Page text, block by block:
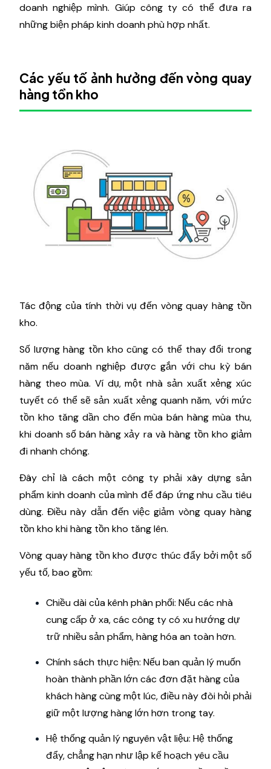
doanh nghiệp mình. Giúp công ty có thể đưa ra
những biện pháp kinh doanh phù hợp nhất.
Các yếu tố ảnh hưởng đến vòng quay
hàng tồn kho
Tác động của tính thời vụ đến vòng quay hàng tồn
kho.
Số lượng hàng tồn kho cũng có thể thay đổi trong
năm nếu doanh nghiệp được gắn với chu kỳ bán
hàng theo mùa. Ví dụ, một nhà sản xuất xẻng xúc
tuyết có thể sẽ sản xuất xẻng quanh năm, với mức
tồn kho tăng dần cho đến mùa bán hàng mùa thu,
khi doanh số bán hàng xảy ra và hàng tồn kho giảm
đi nhanh chóng.
Đây chỉ là cách một công ty phải xây dựng sản
phẩm kinh doanh của mình để đáp ứng nhu cầu tiêu
dùng. Điều này dẫn đến việc giảm vòng quay hàng
tồn kho khi hàng tồn kho tăng lên.
Vòng quay hàng tồn kho được thúc đẩy bởi một số
yếu tố, bao gồm:
Chiều dài của kênh phân phối: Nếu các nhà
cung cấp ở xa, các công ty có xu hướng dự
trữ nhiều sản phẩm, hàng hóa an toàn hơn.
Chính sách thực hiện: Nếu ban quản lý muốn
hoàn thành phần lớn các đơn đặt hàng của
khách hàng cùng một lúc, điều này đòi hỏi phải
giữ một lượng hàng lớn hơn trong tay.
Hệ thống quản lý nguyên vật liệu: Hệ thống
đẩy, chẳng hạn như lập kế hoạch yêu cầu